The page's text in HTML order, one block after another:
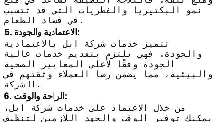
نمو البكتيريا والفطريات التي قد تتسبب
في فساد الطعام.
5. الاعتمادية والجودة:
تتميز خدمات شركة ابل بالاعتمادية
والجودة. فهي تلتزم بتقديم خدمات عالية
الجودة وفقًا لأعلى المعايير الصحية
والبيئية، مما يضمن رضا العملاء وثقتهم في
الشركة.
6. الراحة والوقت:
من خلال الاعتماد على خدمات شركة ابل،
يمكنك توفير الوقت والجهد اللازمين لتنظيف